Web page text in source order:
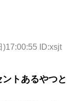
)17:00:55 ID:xsjt
トあるやつと